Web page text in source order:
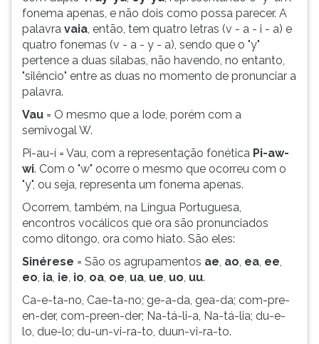
fonema apenas, e não dois como possa parecer. A
palavra vaia, então, tem quatro letras (v - a - i - a) e
quatro fonemas (v - a - y - a), sendo que o "y"
pertence a duas sílabas, não havendo, no entanto,
"silêncio" entre as duas no momento de pronunciar a
palavra.
Vau = O mesmo que a Iode, porém com a
semivogal W.
Pi-au-í = Vau, com a representação fonética Pi-aw-
wi. Com o "w" ocorre o mesmo que ocorreu com o
"y", ou seja, representa um fonema apenas.
Ocorrem, também, na Língua Portuguesa,
encontros vocálicos que ora são pronunciados
como ditongo, ora como hiato. São eles:
Sinérese = São os agrupamentos ae, ao, ea, ee,
eo, ia, ie, io, oa, oe, ua, ue, uo, uu.
Ca-e-ta-no, Cae-ta-no; ge-a-da, gea-da; com-pre-
en-der, com-preen-der; Na-tá-li-a, Na-tá-lia; du-e-
lo, due-lo; du-un-vi-ra-to, duun-vi-ra-to.